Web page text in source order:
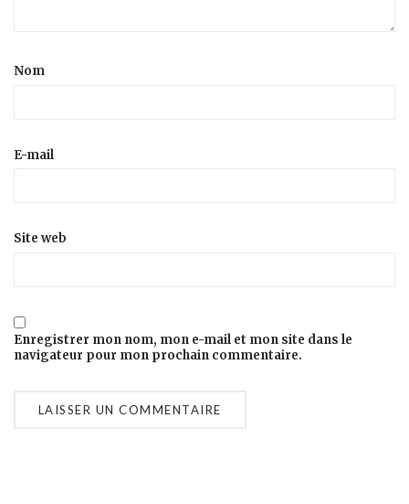
Nom
E-mail
Site web
Enregistrer mon nom, mon e-mail et mon site dans le
navigateur pour mon prochain commentaire.